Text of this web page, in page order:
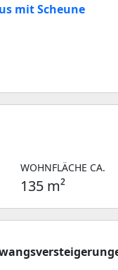
mit Scheune
WOHNFLÄCHE CA.
135 m²